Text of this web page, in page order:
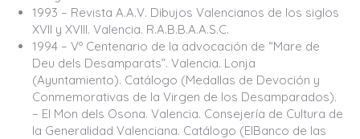
1993 – Revista A.A.V. Dibujos Valencianos de los siglos
XVII y XVIII. Valencia. R.A.B.B.A.A.S.C.
1994 – Vº Centenario de la advocación de “Mare de
Deu dels Desamparats”. Valencia. Lonja
(Ayuntamiento). Catálogo (Medallas de Devoción y
Conmemorativas de la Virgen de los Desamparados).
– El Mon dels Osona. Valencia. Consejería de Cultura de
la Generalidad Valenciana. Catálogo (ElBanco de las